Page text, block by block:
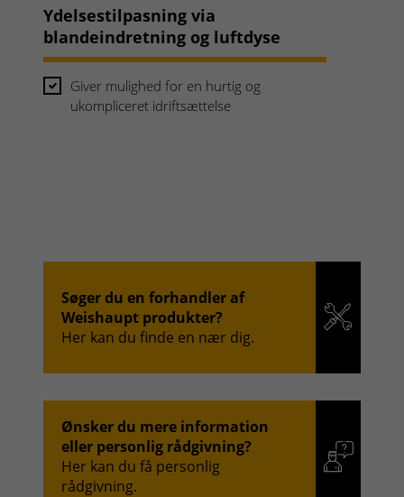
Ydelsestilpasning via
blandeindretning og luftdyse
Giver mulighed for en hurtig og
ukompliceret idriftsættelse
Søger du en forhandler af
Weishaupt produkter?
Her kan du finde en nær dig.
Ønsker du mere information
eller personlig rådgivning?
Her kan du få personlig
rådgivning.